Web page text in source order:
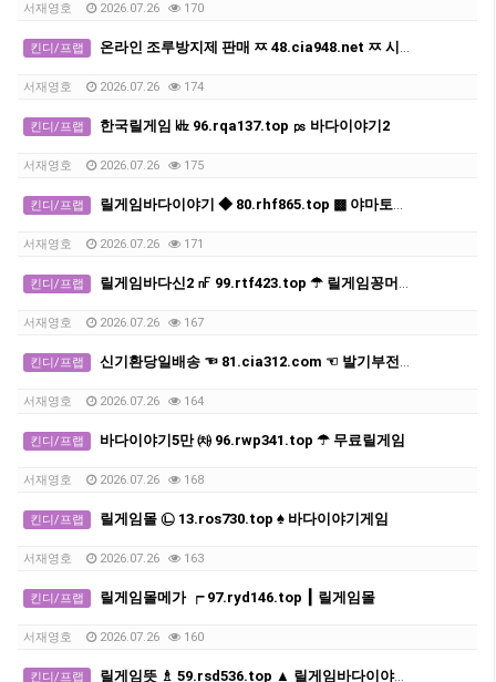
서재영호 2026.07.26 170
킨디/프랩 온라인 조루방지제 판매 ㅉ 48.cia948.net ㅉ 시알리스구입방법
서재영호 2026.07.26 174
킨디/프랩 한국릴게임 ㎑ 96.rqa137.top ㎰ 바다이야기2
서재영호 2026.07.26 175
킨디/프랩 릴게임바다이야기 ◆ 80.rhf865.top ▩ 야마토게임하기
서재영호 2026.07.26 171
킨디/프랩 릴게임바다신2 ㎋ 99.rtf423.top ☂ 릴게임꽁머니
서재영호 2026.07.26 167
킨디/프랩 신기환당일배송 ☜ 81.cia312.com ☜ 발기부전치료제 구매사이트
서재영호 2026.07.26 164
킨디/프랩 바다이야기5만 ㈗ 96.rwp341.top ☂ 무료릴게임
서재영호 2026.07.26 168
킨디/프랩 릴게임몰 ㉡ 13.ros730.top ♠ 바다이야기게임
서재영호 2026.07.26 163
킨디/프랩 릴게임몰메가 ┍ 97.ryd146.top ┃ 릴게임몰
서재영호 2026.07.26 160
킨디/프랩 릴게임뜻 ♗ 59.rsd536.top ▲ 릴게임바다이야기사이트